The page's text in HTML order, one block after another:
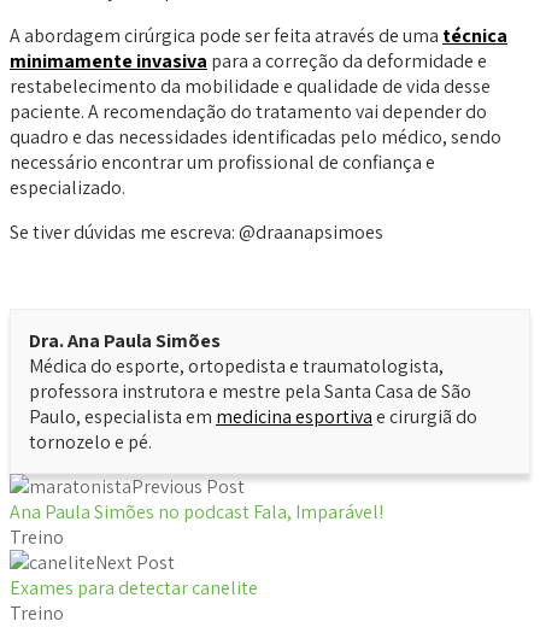
A abordagem cirúrgica pode ser feita através de uma técnica
minimamente invasiva para a correção da deformidade e
restabelecimento da mobilidade e qualidade de vida desse
paciente. A recomendação do tratamento vai depender do
quadro e das necessidades identificadas pelo médico, sendo
necessário encontrar um profissional de confiança e
especializado.
Se tiver dúvidas me escreva: @draanapsimoes
Dra. Ana Paula Simões
Médica do esporte, ortopedista e traumatologista,
professora instrutora e mestre pela Santa Casa de São
Paulo, especialista em medicina esportivae cirurgiã do
tornozelo e pé.
Previous Post
Ana Paula Simões no podcast Fala, Imparável!
Treino
Next Post
Exames para detectar canelite
Treino